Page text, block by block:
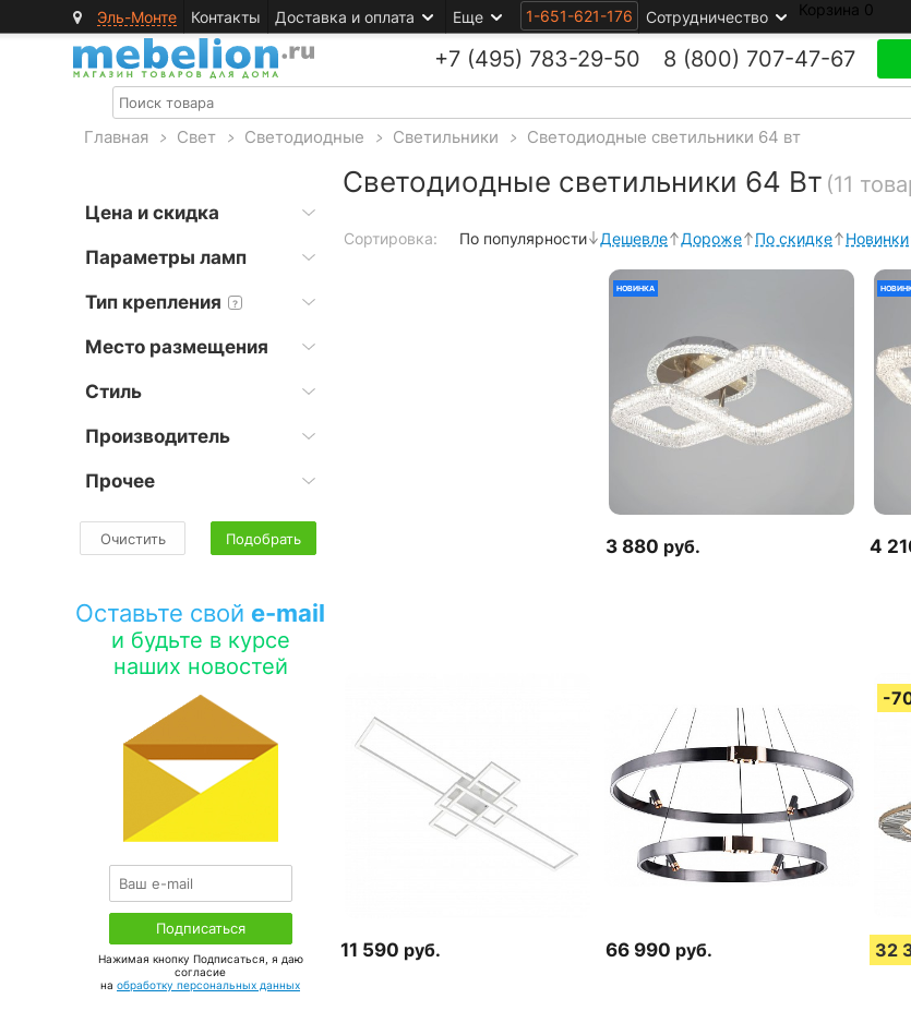
Эль-Монте Контакты Доставка и оплата Еще 1-651-621-176 Сотрудничество Корзина 0
+7 (495) 783-29-50 8 (800) 707-47-67
Главная > Свет > Светодиодные > Светильники > Светодиодные светильники 64 вт
Цена и скидка
Параметры ламп
Тип крепления ?
Место размещения
Стиль
Производитель
Прочее
Очистить Подобрать
Оставьте свой e-mail
и будьте в курсе
наших новостей
Нажимая кнопку Подписаться, я даю
соглаcие
на обработку персональных данных
Светодиодные светильники 64 Вт (11
Сортировка: По популярности Дешевле Дороже По скидке Новинки
НОВИНКА
3 880 руб. 4
11 590 руб. 66 990 руб. 32